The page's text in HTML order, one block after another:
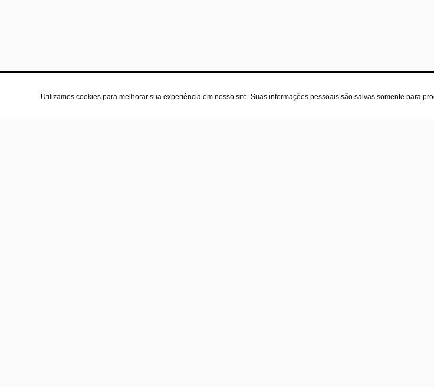
Utilizamos cookies para melhorar sua experiência em nosso site. Suas informações pessoais são salvas somente para